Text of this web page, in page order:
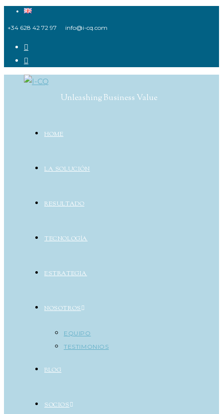
al
+34 628 42 72 97 info@i-cq.com
Unleashing Business Value
HOME
LA SOLUCIÓN
RESULTADO
TECNOLOGÍA
ESTRATEGIA
NOSOTROS
EQUIPO
TESTIMONIOS
BLOG
SOCIOS